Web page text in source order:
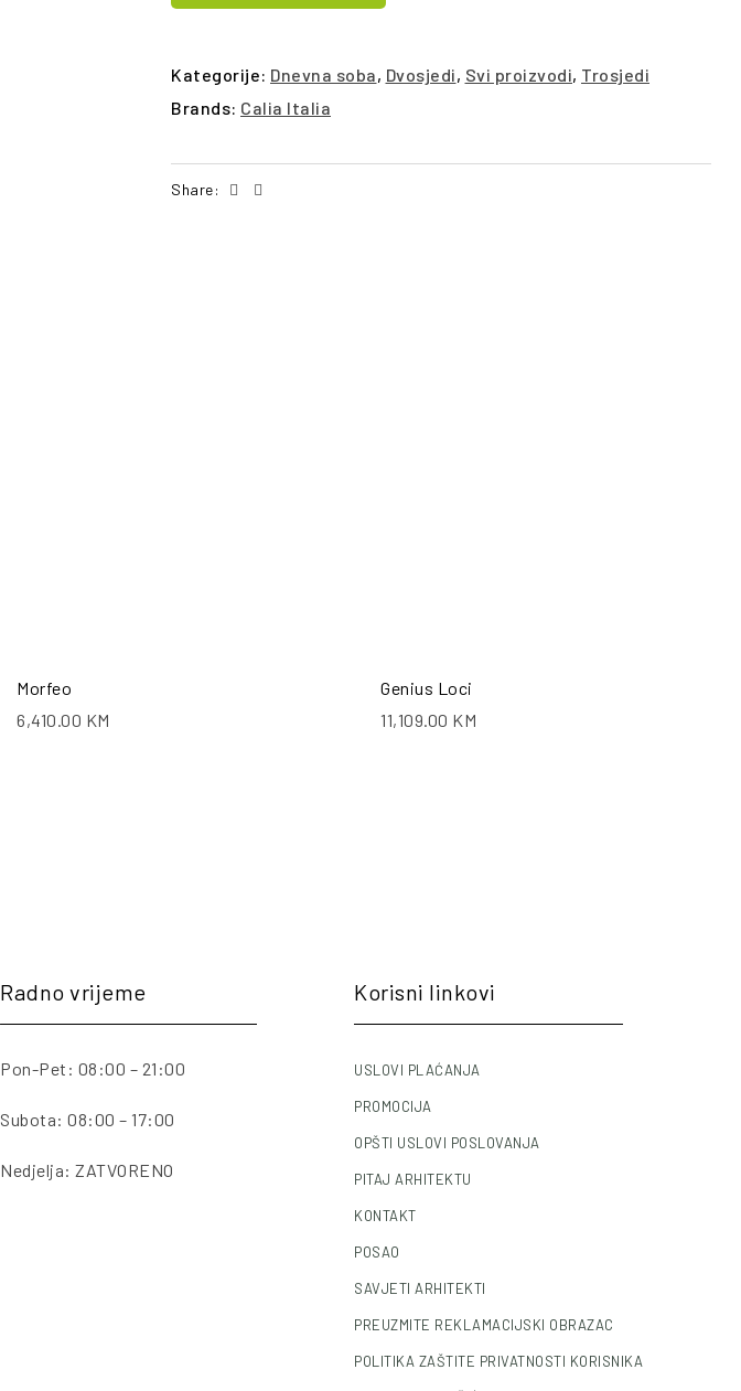
Kategorije: Dnevna soba, Dvosjedi, Svi proizvodi, Trosjedi
Brands: Calia Italia
Share: Facebook
Morfeo
6,410.00 KM
Genius Loci
11,109.00 KM
Radno vrijeme
Pon-Pet: 08:00 – 21:00
Subota: 08:00 – 17:00
Nedjelja: ZATVORENO
Korisni linkovi
USLOVI PLAĆANJA
PROMOCIJA
OPŠTI USLOVI POSLOVANJA
PITAJ ARHITEKTU
KONTAKT
POSAO
SAVJETI ARHITEKTI
PREUZMITE REKLAMACIJSKI OBRAZAC
POLITIKA ZAŠTITE PRIVATNOSTI KORISNIKA